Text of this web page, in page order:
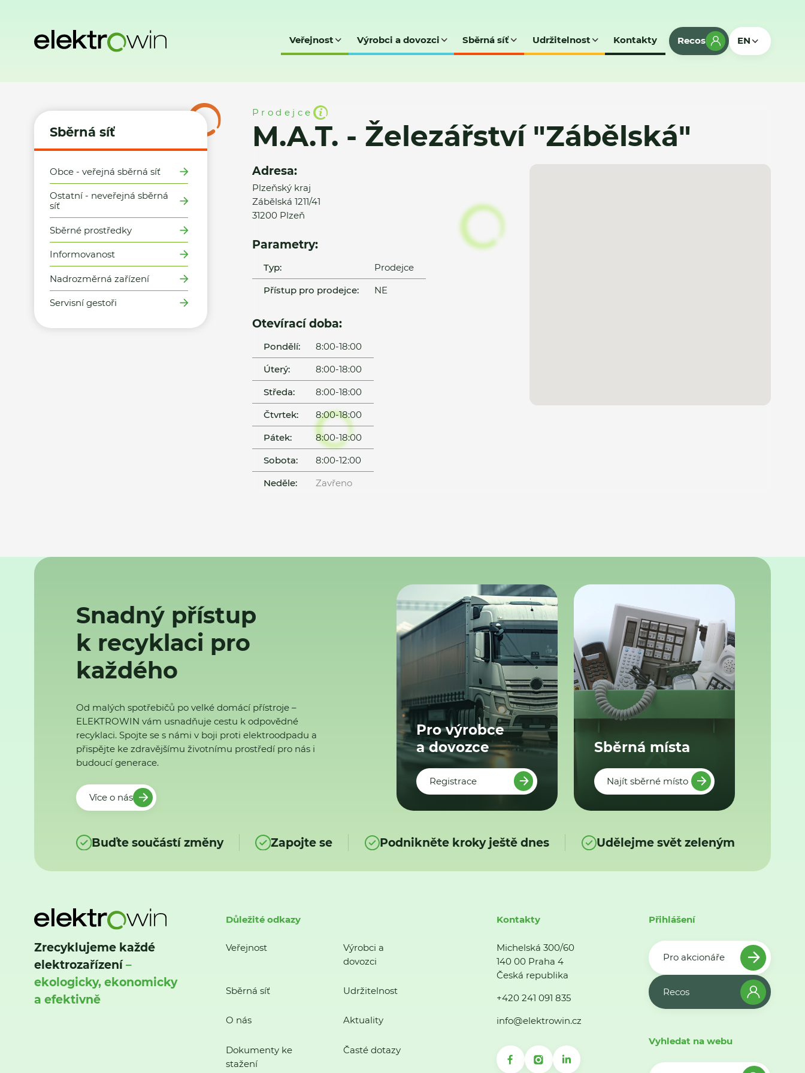
Veřejnost Výrobci a dovozci Sběrná síť Udržitelnost Kontakty Recos EN
Sběrná síť
Obce - veřejná sběrná síť
Ostatní - neveřejná sběrná
síť
Sběrné prostředky
Informovanost
Nadrozměrná zařízení
Servisní gestoři
Prodejce
M.A.T. - Železářství "Zábělská"
Adresa:
Plzeňský kraj
Zábělská 1211/41
31200 Plzeň
Parametry:
Typ:
Prodejce
Přístup pro prodejce:
NE
Otevírací doba:
Pondělí:
8:00-18:00
Úterý:
8:00-18:00
Středa:
8:00-18:00
Čtvrtek:
8:00-18:00
Pátek:
8:00-18:00
Sobota:
8:00-12:00
Neděle:
Zavřeno
Snadný přístup
k recyklaci pro
každého
Od malých spotřebičů po velké domácí přístroje –
ELEKTROWIN vám usnadňuje cestu k odpovědné
recyklaci. Spojte se s námi v boji proti elektroodpadu a
přispějte ke zdravějšímu životnímu prostředí pro nás i
budoucí generace.
Více o nás
Pro výrobce
a dovozce
Registrace
Sběrná místa
Najít sběrné místo
Buďte součástí změny Zapojte se Podnikněte kroky ještě dnes Udělejme svět zeleným
Zrecyklujeme každé
elektrozařízení–
ekologicky, ekonomicky
a efektivně
Důležité odkazy
Veřejnost
Výrobci a
dovozci
Sběrná síť Udržitelnost
O nás Aktuality
Dokumenty ke
stažení
Časté dotazy
Kontakty
Michelská 300/60
140 00 Praha 4
Česká republika
+420 241 091 835
info@elektrowin.cz
Přihlášení
Pro akcionáře
Recos
Vyhledat na webu